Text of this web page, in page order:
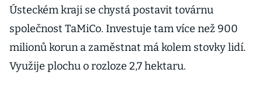
Ústeckém kraji se chystá postavit továrnu
společnost TaMiCo. Investuje tam více než 900
milionů korun a zaměstnat má kolem stovky lidí.
Využije plochu o rozloze 2,7 hektaru.